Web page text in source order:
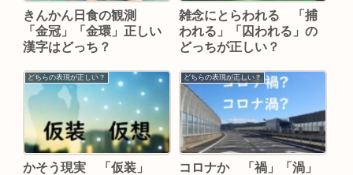
きんかん日食の観測
「金冠」「金環」正しい
漢字はどっち？
雑念にとらわれる 「捕
われる」「囚われる」の
どっちが正しい？
どちらの表現が正しい？
かそう現実 「仮装」
どちらの表現が正しい？
コロナか 「禍」「渦」